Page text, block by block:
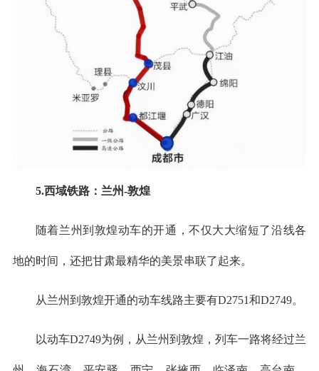
5.西域铁路：兰州-敦煌
随着兰州到敦煌动车的开通，不仅大大缩短了沿线各
地的时间，还把甘肃最精华的美景串联了起来。
从兰州到敦煌开通的动车线路主要有D2751和D2749。
以动车D2749为例，从兰州到敦煌，列车一路将经过兰